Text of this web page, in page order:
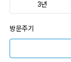
3년
방문주기